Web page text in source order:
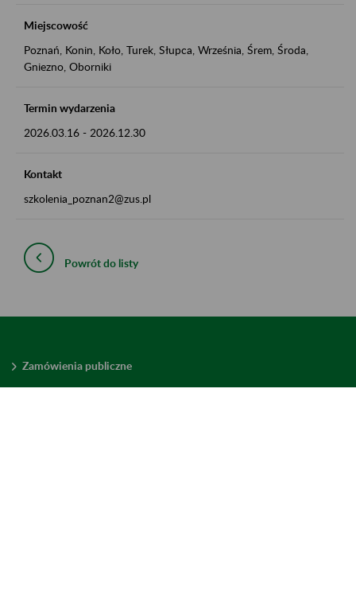
Miejscowość
Poznań, Konin, Koło, Turek, Słupca, Września, Śrem, Środa,
Gniezno, Oborniki
Termin wydarzenia
2026.03.16 - 2026.12.30
Kontakt
szkolenia_poznan2@zus.pl
Powrót do listy
Zamówienia publiczne